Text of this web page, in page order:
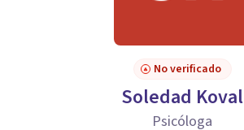
No verificado
Soledad Koval
Psicóloga